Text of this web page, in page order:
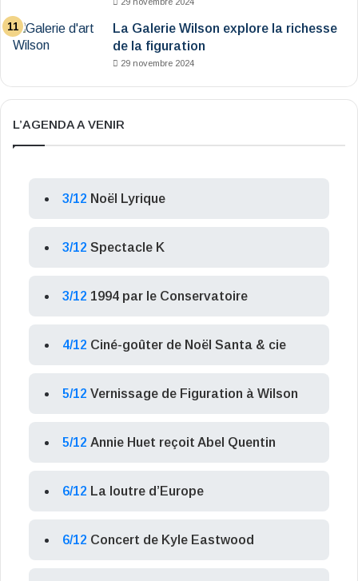
La Galerie Wilson explore la richesse
de la figuration
29 novembre 2024
L’AGENDA A VENIR
3/12 Noël Lyrique
3/12 Spectacle K
3/12 1994 par le Conservatoire
4/12 Ciné-goûter de Noël Santa & cie
5/12 Vernissage de Figuration à Wilson
5/12 Annie Huet reçoit Abel Quentin
6/12 La loutre d’Europe
6/12 Concert de Kyle Eastwood